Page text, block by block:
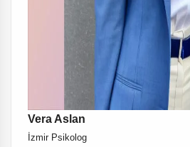
Vera Aslan
İzmir Psikolog